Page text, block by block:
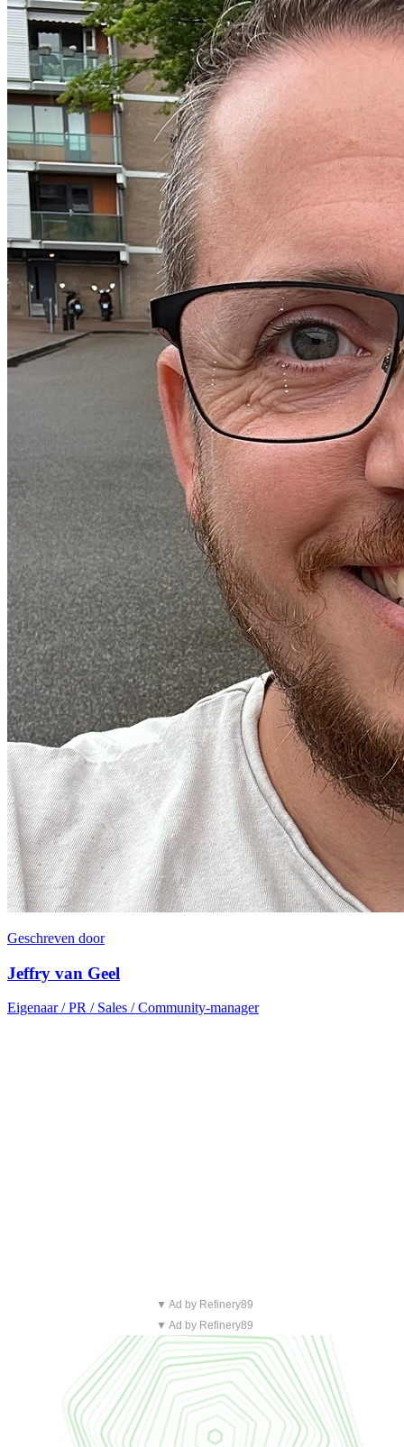
Geschreven door
Jeffry van Geel
Eigenaar / PR / Sales / Community-manager
▼ Ad by Refinery89
▼ Ad by Refinery89